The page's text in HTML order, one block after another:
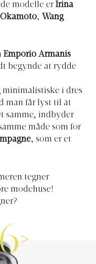
modelle er Irina
, Wang
Emporio Armanis
begynde at rydde
minimalistiske i dres
man får lyst til at
samme, indbyder
måde som for
, som er et
tegner
modehuse!